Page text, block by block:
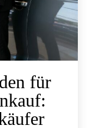
für